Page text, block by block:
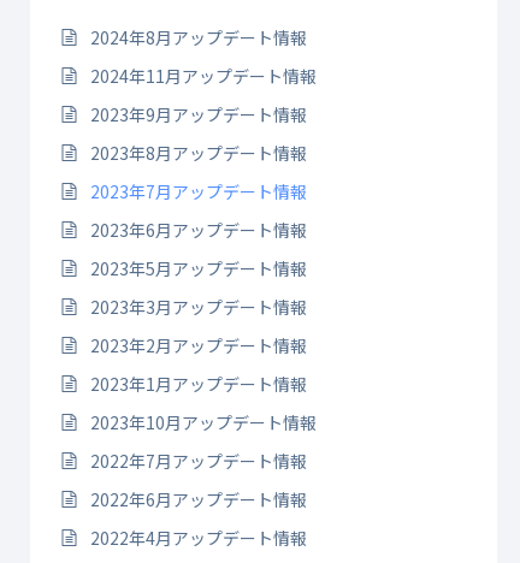
2024年8月アップデート情報
2024年11月アップデート情報
2023年9月アップデート情報
2023年8月アップデート情報
2023年7月アップデート情報
2023年6月アップデート情報
2023年5月アップデート情報
2023年3月アップデート情報
2023年2月アップデート情報
2023年1月アップデート情報
2023年10月アップデート情報
2022年7月アップデート情報
2022年6月アップデート情報
2022年4月アップデート情報